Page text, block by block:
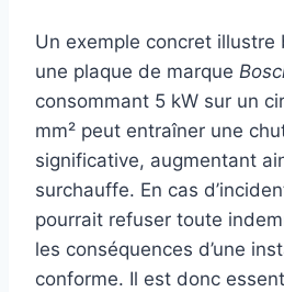
Un exemple concret illustre
une plaque de marque
consommant 5 kW sur un
mm² peut entraîner une
significative, augmentant
surchauffe. En cas
pourrait refuser toute
les conséquences d’une
conforme. Il est donc